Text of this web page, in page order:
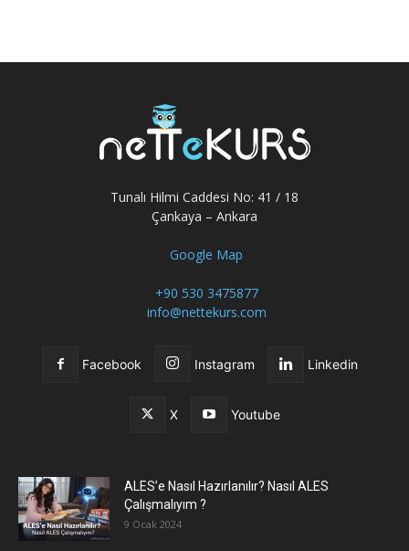
Tunalı Hilmi Caddesi No: 41 / 18
Çankaya – Ankara
Google Map
+90 530 3475877
info@nettekurs.com
Facebook Instagram Linkedin
X Youtube
ALES’e Nasıl Hazırlanılır? Nasıl ALES
Çalışmalıyım ?
9 Ocak 2024